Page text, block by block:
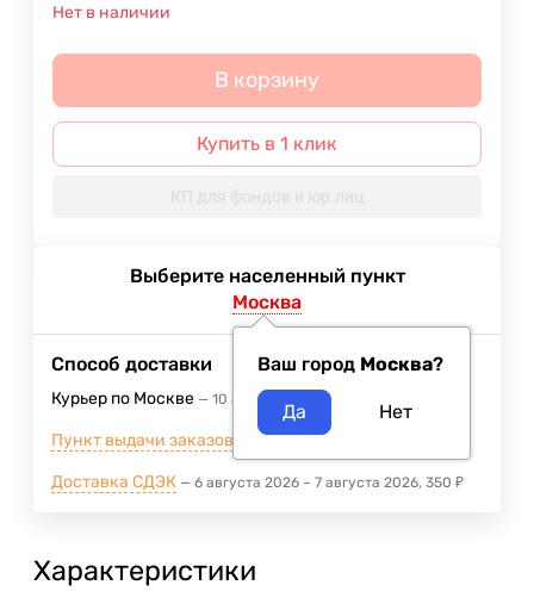
Нет в наличии
В корзину
Купить в 1 клик
Выберите населенный пункт
Москва
Ваш город Москва?
Способ доставки
Курьер по Москве 10 августа 2026
Пункт выдачи заказов м.ВДНХ 5 августа 2026
Доставка СДЭК 6 августа 2026 – 7 августа 2026 350 ₽
Характеристики